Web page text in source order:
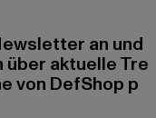
an und
aktuelle Tre
von DefShop p